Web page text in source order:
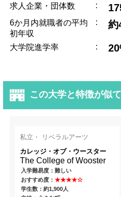
求人企業・団体数 :
6か月内就職者の平均
初年収
: 約
大学院進学率 :
この大学と特徴が似
私立・ リベラルアーツ
カレッジ・オブ・ウースター
The College of Wooster
入学難易度：難しい
おすすめ度：★★★★☆
学生数：約1,900人